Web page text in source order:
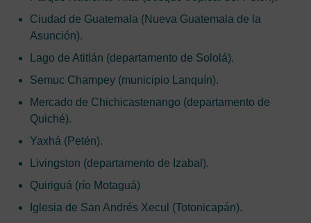
Ciudad de Guatemala (Nueva Guatemala de la
Asunción).
Lago de Atitlán (departamento de Sololá).
Semuc Champey (municipio Lanquín).
Mercado de Chichicastenango (departamento de
Quiché).
Yaxhá (Petén).
Livingston (departamento de Izabal).
Quiriguá (río Motaguá)
Iglesia de San Andrés Xecul (Totonicapán).